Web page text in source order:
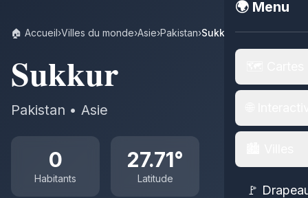
🌍 Menu
🚩
🏠 Accueil›Villes du monde›Asie›Pakistan›Sukkur
Sukkur
Pakistan • Asie
0
Habitants
27.71°
Latitude